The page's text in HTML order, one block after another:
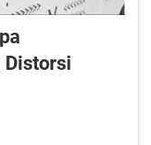
Distorsi